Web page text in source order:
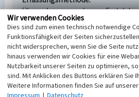
Übernahme aus externer
Empfohlene Zitierweise
Urheberrechtlicher Hinweis
Der hier präsentierte Inhalt steht
Lizenz dl-by-de/2.0
Wir verwenden Cookies
Dies sind zum einen technisch notwendige
Funktionsfähigkeit der Seiten
nicht widersprechen, wenn Sie die Seite
hinaus verwenden wir Cookies für eine
Nutzbarkeit unserer Seiten zu optimieren,
sind. Mit Anklicken des Buttons erklären Sie
Weitere Informationen finden Sie auf